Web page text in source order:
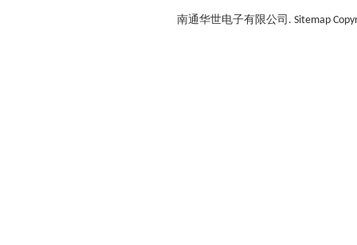
南通华世电子有限公司. Sitemap